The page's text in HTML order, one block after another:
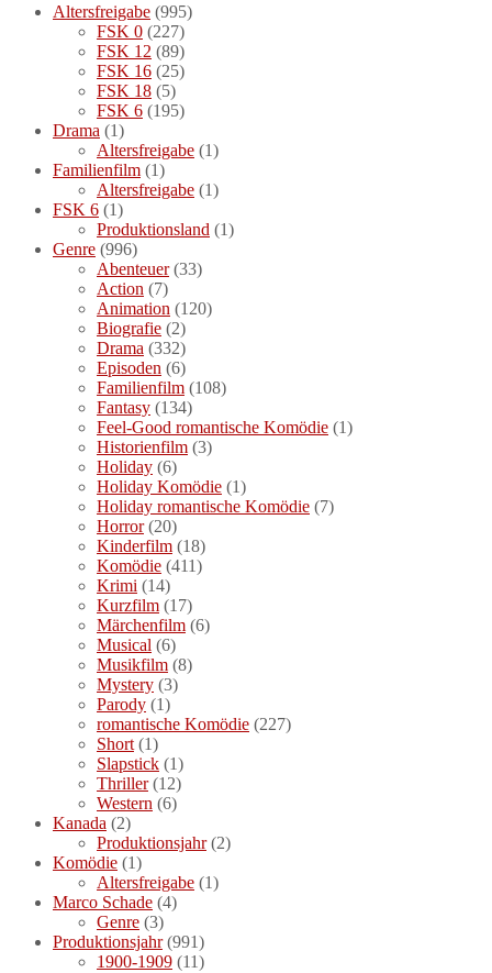
Altersfreigabe (995)
FSK 0 (227)
FSK 12 (89)
FSK 16 (25)
FSK 18 (5)
FSK 6 (195)
Drama (1)
Altersfreigabe (1)
Familienfilm (1)
Altersfreigabe (1)
FSK 6 (1)
Produktionsland (1)
Genre (996)
Abenteuer(33)
Action (7)
Animation (120)
Biografie (2)
Drama (332)
Episoden (6)
Familienfilm (108)
Fantasy (134)
Feel-Good romantische Komödie (1)
Historienfilm (3)
Holiday (6)
Holiday Komödie (1)
Holiday romantische Komödie (7)
Horror(20)
Kinderfilm (18)
Komödie (411)
Krimi (14)
Kurzfilm (17)
Märchenfilm (6)
Musical (6)
Musikfilm (8)
Mystery (3)
Parody (1)
romantische Komödie (227)
Short (1)
Slapstick (1)
Thriller(12)
Western (6)
Kanada (2)
Produktionsjahr(2)
Komödie (1)
Altersfreigabe (1)
Marco Schade (4)
Genre (3)
Produktionsjahr(991)
1900-1909 (11)